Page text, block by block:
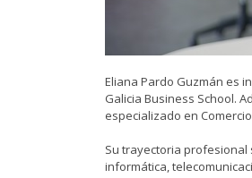
Eliana Pardo Guzmán es
Galicia Business School.
especializado en
Su trayectoria profesional
informática,